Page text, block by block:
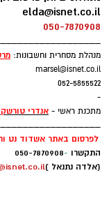
elda@isnet.co.il
050-7870908
מנהלת מסחרית וחשבונות:
marsel@isnet.co.il
052-5855522
-
מתכנת ראשי - אנדרי
לפרסום באתר אשדוד נט
התקשרו -
050-7870908
(אלדה נתנאל )